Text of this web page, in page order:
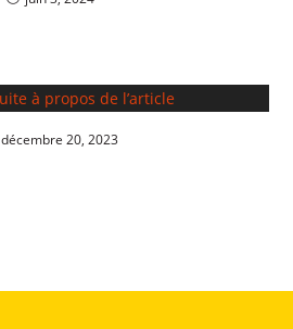
décembre 20, 2023